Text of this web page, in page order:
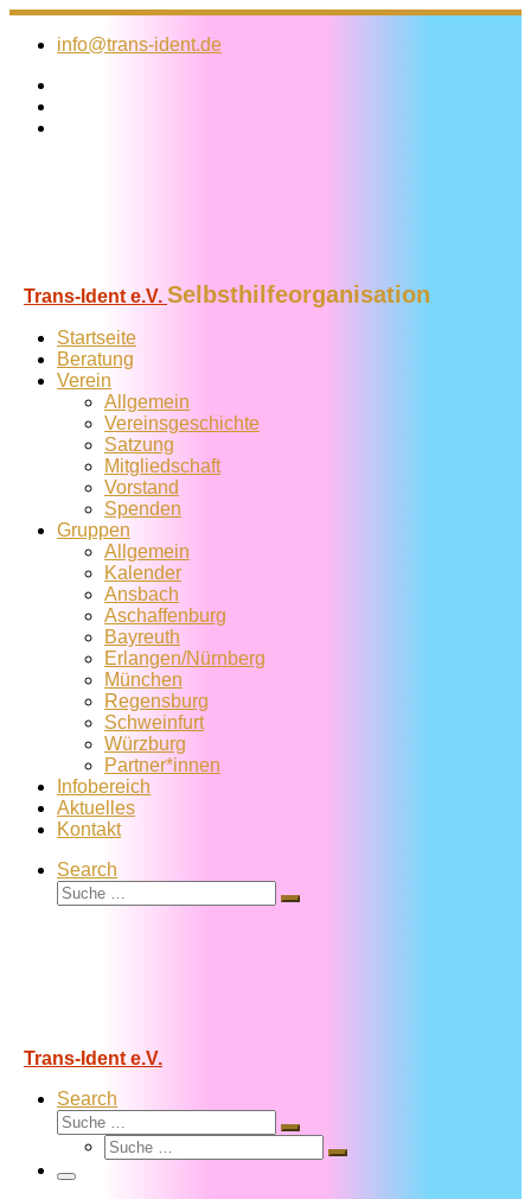
Zum
Inhalt
info@trans-ident.de
Trans-Ident e.V. Selbsthilfeorganisation
Startseite
Beratung
Verein
Allgemein
Vereins­geschichte
Satzung
Mitglied­schaft
Vorstand
Spenden
Gruppen
Allgemein
Kalender
Ansbach
Aschaffenburg
Bayreuth
Erlangen/Nürnberg
München
Regensburg
Schweinfurt
Würzburg
Partner*innen
Infobereich
Aktuelles
Kontakt
Search
Suche
Suche
Trans-Ident e.V.
Search
Suche
Suche
Suche
Suche
Menü